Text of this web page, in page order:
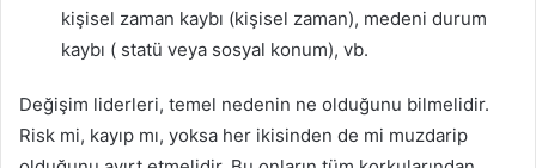
kişisel zaman kaybı (kişisel zaman), medeni durum
kaybı ( statü veya sosyal konum), vb.
Değişim liderleri, temel nedenin ne olduğunu bilmelidir.
Risk mi, kayıp mı, yoksa her ikisinden de mi muzdarip